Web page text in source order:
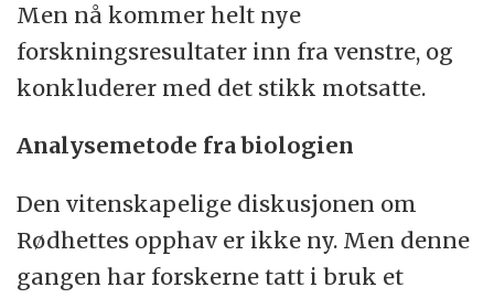
Men nå kommer helt nye
forskningsresultater inn fra venstre, og
konkluderer med det stikk motsatte.
Analysemetode fra biologien
Den vitenskapelige diskusjonen om
Rødhettes opphav er ikke ny. Men denne
gangen har forskerne tatt i bruk et